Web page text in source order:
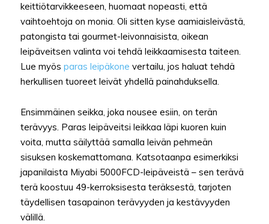
keittiötarvikkeeseen, huomaat nopeasti, että
vaihtoehtoja on monia. Oli sitten kyse aamiaisleivästä,
patongista tai gourmet-leivonnaisista, oikean
leipäveitsen valinta voi tehdä leikkaamisesta taiteen.
Lue myös paras leipäkone vertailu, jos haluat tehdä
herkullisen tuoreet leivät yhdellä painahduksella.
Ensimmäinen seikka, joka nousee esiin, on terän
terävyys. Paras leipäveitsi leikkaa läpi kuoren kuin
voita, mutta säilyttää samalla leivän pehmeän
sisuksen koskemattomana. Katsotaanpa esimerkiksi
japanilaista Miyabi 5000FCD-leipäveistä – sen terävä
terä koostuu 49-kerroksisesta teräksestä, tarjoten
täydellisen tasapainon terävyyden ja kestävyyden
välillä.